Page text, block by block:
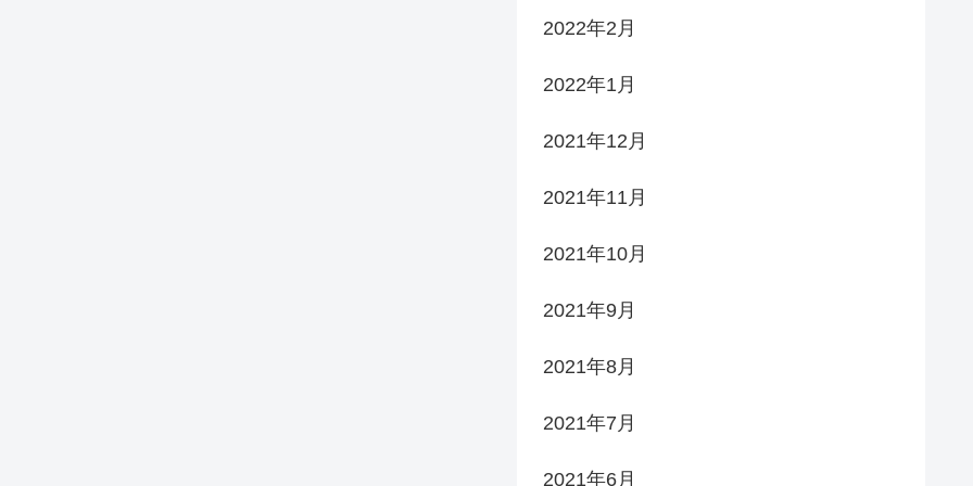
2022年2月
2022年1月
2021年12月
2021年11月
2021年10月
2021年9月
2021年8月
2021年7月
2021年6月